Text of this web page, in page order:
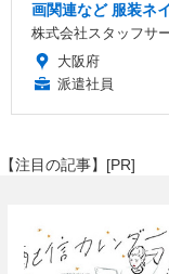
画関連など 服装ネ
株式会社スタッフサ
大阪府
派遣社員
【注目の記事】[PR]